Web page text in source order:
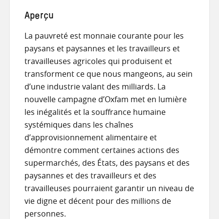
Aperçu
La pauvreté est monnaie courante pour les
paysans et paysannes et les travailleurs et
travailleuses agricoles qui produisent et
transforment ce que nous mangeons, au sein
d’une industrie valant des milliards. La
nouvelle campagne d’Oxfam met en lumière
les inégalités et la souffrance humaine
systémiques dans les chaînes
d’approvisionnement alimentaire et
démontre comment certaines actions des
supermarchés, des États, des paysans et des
paysannes et des travailleurs et des
travailleuses pourraient garantir un niveau de
vie digne et décent pour des millions de
personnes.